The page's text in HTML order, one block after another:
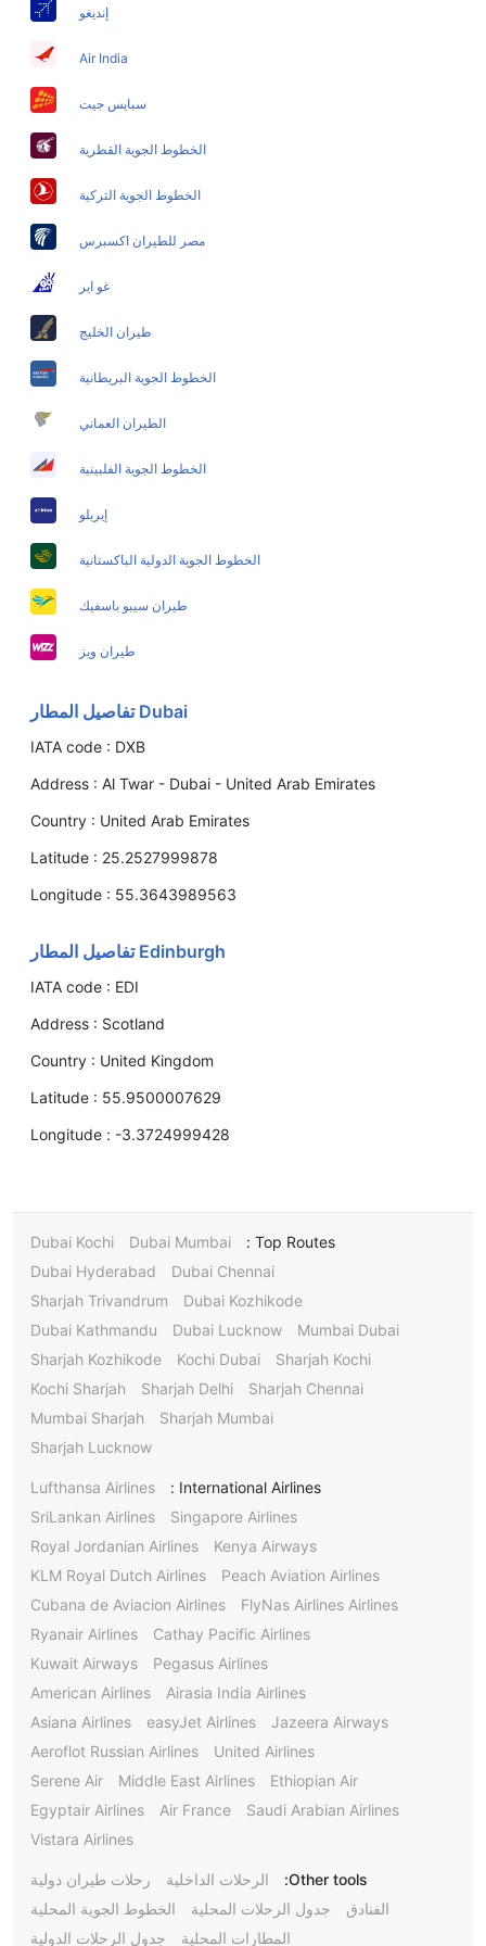
إنديغو
Air India
سبايس جيت
الخطوط الجوية القطرية
الخطوط الجوية التركية
مصر للطيران اكسبرس
غو اير
طيران الخليج
الخطوط الجوية البريطانية
الطيران العماني
الخطوط الجوية الفلبينية
إيربلو
الخطوط الجوية الدولية الباكستانية
طيران سيبو باسفيك
طيران ويز
Dubai تفاصيل المطار
IATA code : DXB
Address :Al Twar - Dubai - United Arab Emirates
Country : United Arab Emirates
Latitude : 25.2527999878
Longitude : 55.3643989563
Edinburgh تفاصيل المطار
IATA code : EDI
Address : Scotland
Country : United Kingdom
Latitude : 55.9500007629
Longitude : -3.3724999428
Top Routes :
Dubai Mumbai
Dubai Kochi
Dubai Chennai
Dubai Hyderabad
Dubai Kozhikode
Sharjah Trivandrum
Mumbai Dubai
Dubai Lucknow
Dubai Kathmandu
Sharjah Kochi
Kochi Dubai
Sharjah Kozhikode
Sharjah Chennai
Sharjah Delhi
Kochi Sharjah
Sharjah Mumbai
Mumbai Sharjah
Sharjah Lucknow
International Airlines :
Lufthansa Airlines
Singapore Airlines
SriLankan Airlines
Kenya Airways
Royal Jordanian Airlines
Peach Aviation Airlines
KLM Royal Dutch Airlines
FlyNas Airlines Airlines
Cubana de Aviacion Airlines
Cathay Pacific Airlines
Ryanair Airlines
Pegasus Airlines
Kuwait Airways
Airasia India Airlines
American Airlines
Jazeera Airways
easyJet Airlines
Asiana Airlines
United Airlines
Aeroflot Russian Airlines
Ethiopian Air
Middle East Airlines
Serene Air
Saudi Arabian Airlines
Air France
Egyptair Airlines
Vistara Airlines
Other tools: الرحلات الداخلية
رحلات طيران دولية
الفنادق
جدول الرحلات المحلية
الخطوط الجوية المحلية
المطارات المحلية
جدول الرحلات الدولية